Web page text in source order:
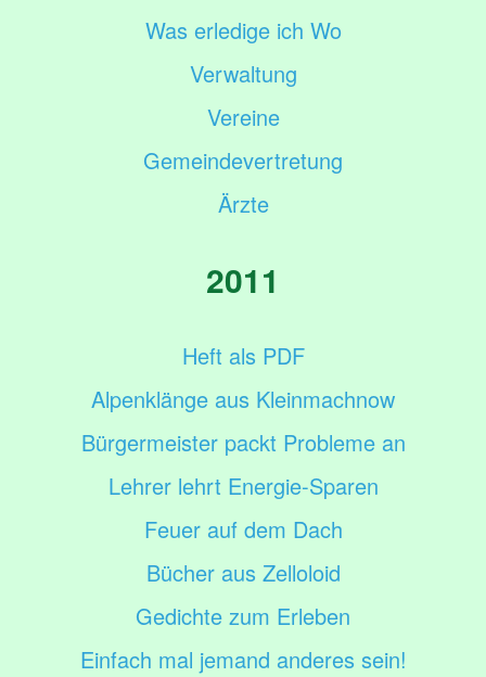
Was erledige ich Wo
Verwaltung
Vereine
Gemeindevertretung
Ärzte
2011
Heft als PDF
Alpenklänge aus Kleinmachnow
Bürgermeister packt Probleme an
Lehrer lehrt Energie-Sparen
Feuer auf dem Dach
Bücher aus Zelloloid
Gedichte zum Erleben
Einfach mal jemand anderes sein!